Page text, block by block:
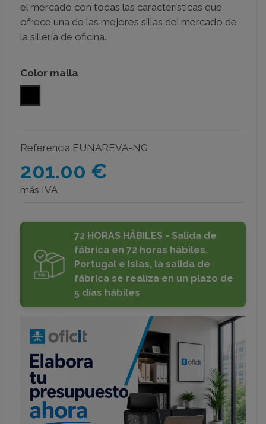
el mercado con todas las características que
ofrece una de las mejores sillas del mercado de
la sillería de oficina.
Color malla
Referencia EUNAREVA-NG
201.00 €
más IVA
72 HORAS HÁBILES - Salida de
fábrica en 72 horas hábiles.
Portugal e Islas, la salida de
fábrica se realiza en un plazo de
5 días hábiles